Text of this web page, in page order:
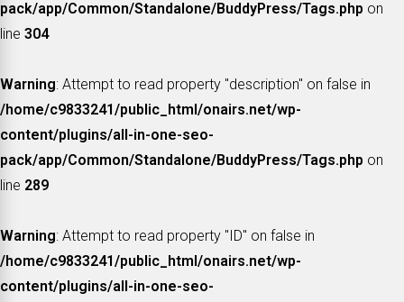
pack/app/Common/Standalone/BuddyPress/Tags.php on
line 304
Warning: Attempt to read property "description" on false in
/home/c9833241/public_html/onairs.net/wp-
content/plugins/all-in-one-seo-
pack/app/Common/Standalone/BuddyPress/Tags.php on
line 289
Warning: Attempt to read property "ID" on false in
/home/c9833241/public_html/onairs.net/wp-
content/plugins/all-in-one-seo-